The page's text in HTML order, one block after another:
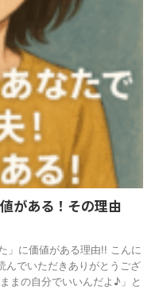
がある！その理由
」に価値がある理由!! こんに
んでいただきありがとうござ
まの自分でいいんだよ♪」と